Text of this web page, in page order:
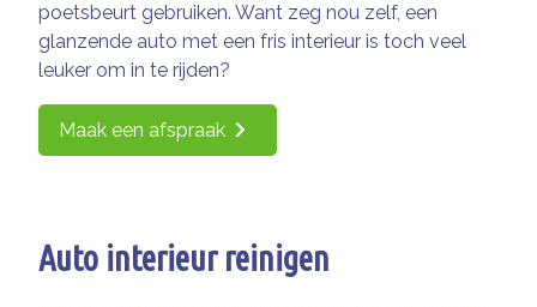
poetsbeurt gebruiken. Want zeg nou zelf, een
glanzende auto met een fris interieur is toch veel
leuker om in te rijden?
Maak een afspraak
Auto interieur reinigen